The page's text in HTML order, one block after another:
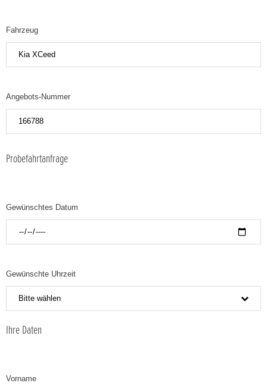
Fahrzeug
Angebots-Nummer
Probefahrtanfrage
Gewünschtes Datum
Gewünschte Uhrzeit
Bitte wählen
Ihre Daten
Vorname